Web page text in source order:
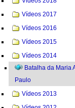
Vídeos 2017
Vídeos 2016
Vídeos 2015
Vídeos 2014
Batalha da Maria
Paulo
Vídeos 2013